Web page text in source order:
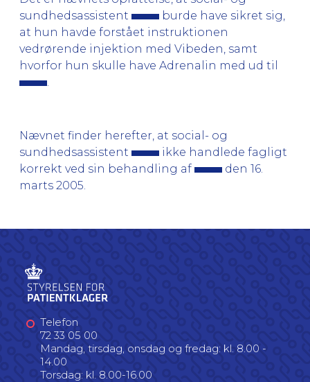
sundhedsassistent
burde have sikret sig,
at hun havde forstået instruktionen
vedrørende injektion med Vibeden, samt
hvorfor hun skulle have Adrenalin med ud til
Nævnet finder herefter, at social- og
sundhedsassistent
ikke handlede fagligt
korrekt ved sin behandling af
den 16.
marts 2005.
Telefon
72 33 05 00
Mandag, tirsdag, onsdag og fredag: kl. 8.00 -
14.00
Torsdag: kl. 8.00-16.00